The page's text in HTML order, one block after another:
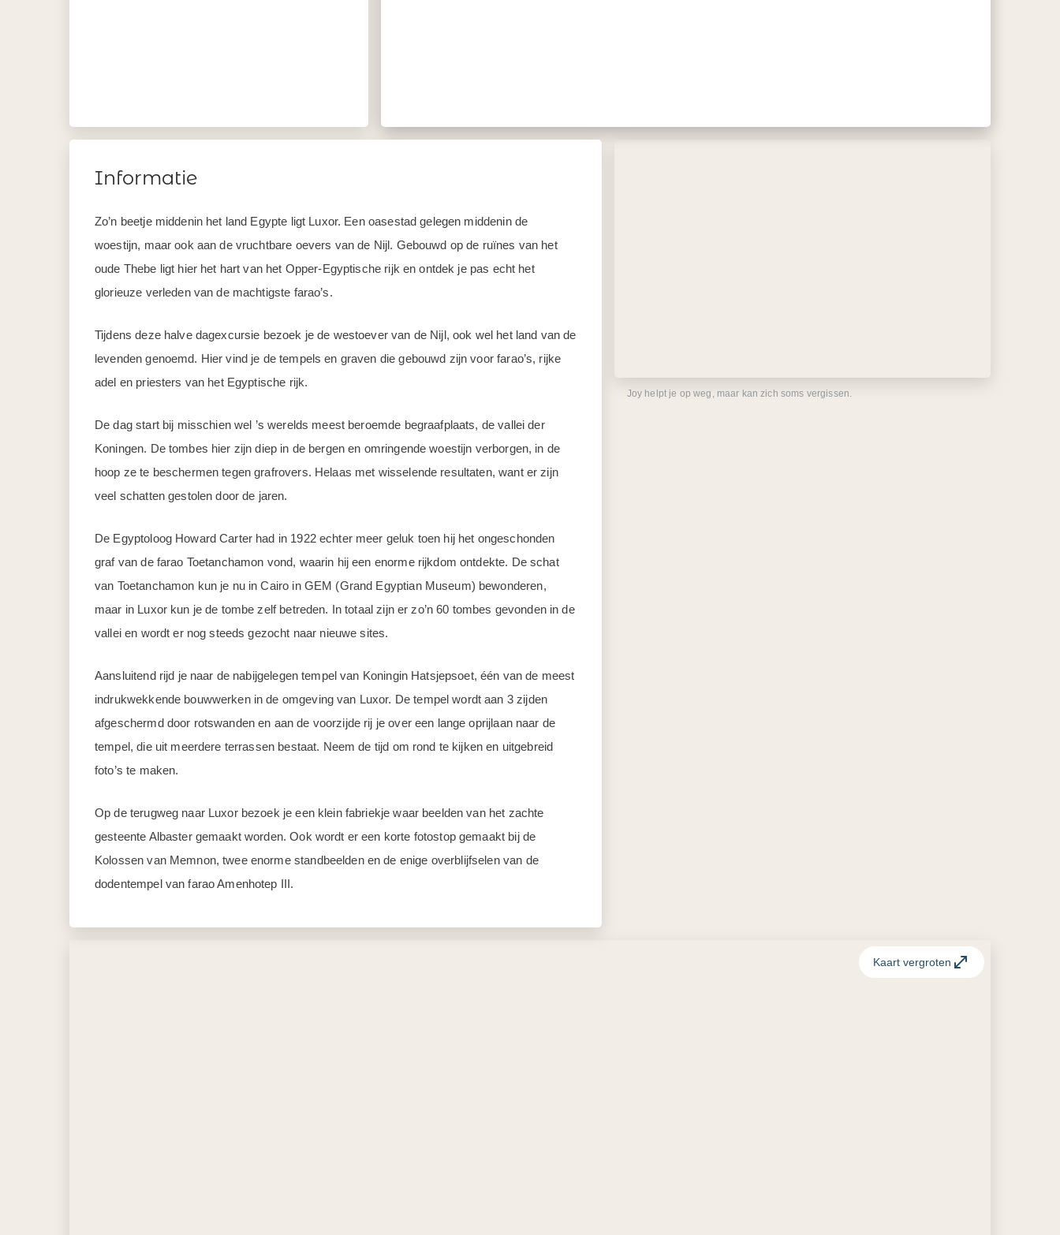
Informatie
Zo’n beetje middenin het land Egypte ligt Luxor. Een oasestad gelegen middenin de
woestijn, maar ook aan de vruchtbare oevers van de Nijl. Gebouwd op de ruïnes van het
oude Thebe ligt hier het hart van het Opper-Egyptische rijk en ontdek je pas echt het
glorieuze verleden van de machtigste farao’s.
Tijdens deze halve dagexcursie bezoek je de westoever van de Nijl, ook wel het land van de
levenden genoemd. Hier vind je de tempels en graven die gebouwd zijn voor farao’s, rijke
adel en priesters van het Egyptische rijk.
De dag start bij misschien wel ’s werelds meest beroemde begraafplaats, de vallei der
Koningen. De tombes hier zijn diep in de bergen en omringende woestijn verborgen, in de
hoop ze te beschermen tegen grafrovers. Helaas met wisselende resultaten, want er zijn
veel schatten gestolen door de jaren.
De Egyptoloog Howard Carter had in 1922 echter meer geluk toen hij het ongeschonden
graf van de farao Toetanchamon vond, waarin hij een enorme rijkdom ontdekte. De schat
van Toetanchamon kun je nu in Cairo in GEM (Grand Egyptian Museum) bewonderen,
maar in Luxor kun je de tombe zelf betreden. In totaal zijn er zo’n 60 tombes gevonden in de
vallei en wordt er nog steeds gezocht naar nieuwe sites.
Aansluitend rijd je naar de nabijgelegen tempel van Koningin Hatsjepsoet, één van de meest
indrukwekkende bouwwerken in de omgeving van Luxor. De tempel wordt aan 3 zijden
afgeschermd door rotswanden en aan de voorzijde rij je over een lange oprijlaan naar de
tempel, die uit meerdere terrassen bestaat. Neem de tijd om rond te kijken en uitgebreid
foto’s te maken.
Op de terugweg naar Luxor bezoek je een klein fabriekje waar beelden van het zachte
gesteente Albaster gemaakt worden. Ook wordt er een korte fotostop gemaakt bij de
Kolossen van Memnon, twee enorme standbeelden en de enige overblijfselen van de
dodentempel van farao Amenhotep III.
Joy helpt je op weg, maar kan zich soms vergissen.
Kaart vergroten